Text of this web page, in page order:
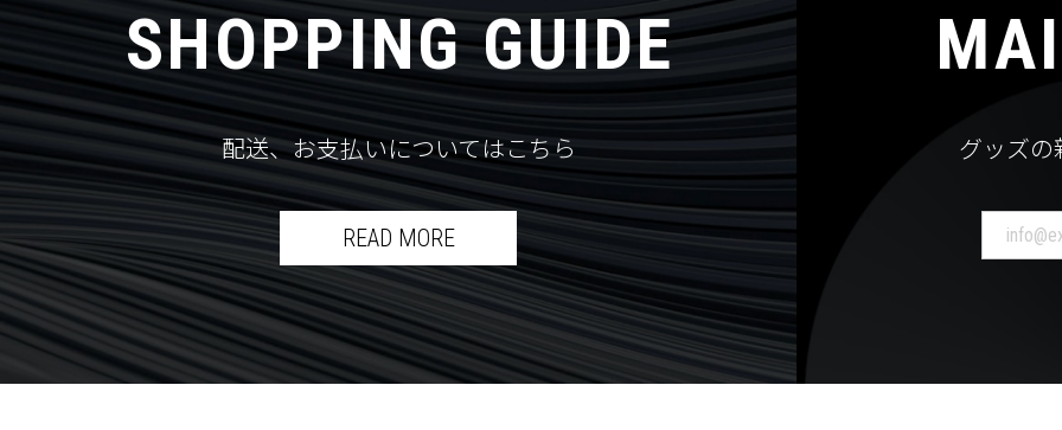
SHOPPING GUIDE
配送、お支払いについてはこちら
READ MORE
グッズの